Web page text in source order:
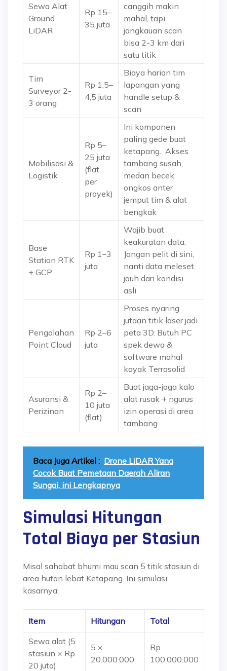
Sewa Alat
Ground
LiDAR
Rp 15–
35 juta
canggih makin
mahal, tapi
jangkauan scan
bisa 2-3 km dari
satu titik
Tim
Surveyor 2-
3 orang
Rp 1,5–
4,5 juta
Biaya harian tim
lapangan yang
handle setup &
scan
Mobilisasi &
Logistik
Rp 5–
25 juta
(flat
per
proyek)
Ini komponen
paling gede buat
ketapang. Akses
tambang susah,
medan becek,
ongkos anter
jemput tim & alat
bengkak
Base
Station RTK
+ GCP
Rp 1–3
juta
Wajib buat
keakuratan data.
Jangan pelit di sini,
nanti data meleset
jauh dari kondisi
asli
Pengolahan
Point Cloud
Rp 2–6
juta
Proses nyaring
jutaan titik laser jadi
peta 3D. Butuh PC
spek dewa &
software mahal
kayak Terrasolid
Asuransi &
Perizinan
Rp 2–
10 juta
(flat)
Buat jaga-jaga kalo
alat rusak + ngurus
izin operasi di area
tambang
Baca Juga Artikel : Drone LiDAR Yang
Cocok Buat Pemetaan Daerah Aliran
Sungai, ini Lengkapnya
Simulasi Hitungan
Total Biaya per Stasiun
Misal sahabat bhumi mau scan 5 titik stasiun di
area hutan lebat Ketapang. Ini simulasi
kasarnya:
Item Hitungan
Total
Sewa alat (5
stasiun × Rp
20 juta)
5 ×
20.000.000
Rp
100.000.000